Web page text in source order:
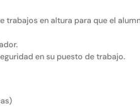
en altura para que el
en su puesto de trabajo.